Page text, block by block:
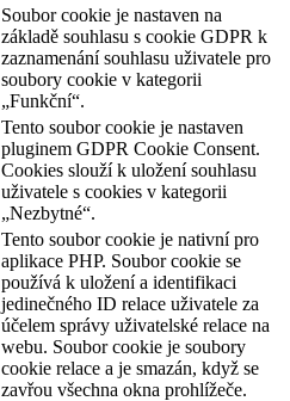
Soubor cookie je nastaven na
základě souhlasu s cookie GDPR k
zaznamenání souhlasu uživatele pro
soubory cookie v kategorii
„Funkční“.
Tento soubor cookie je nastaven
pluginem GDPR Cookie Consent.
Cookies slouží k uložení souhlasu
uživatele s cookies v kategorii
„Nezbytné“.
Tento soubor cookie je nativní pro
aplikace PHP. Soubor cookie se
používá k uložení a identifikaci
jedinečného ID relace uživatele za
účelem správy uživatelské relace na
webu. Soubor cookie je soubory
cookie relace a je smazán, když se
zavřou všechna okna prohlížeče.